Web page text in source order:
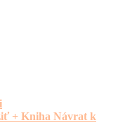
+ Kniha Návrat k